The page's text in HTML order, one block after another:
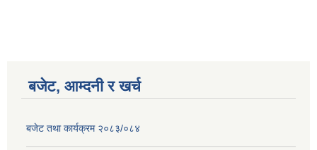
बजेट, आम्दनी र खर्च
बजेट तथा कार्यक्रम २०८३/०८४